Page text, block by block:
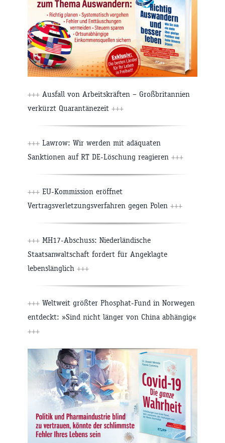
+++ Ausfall von Arbeitskräften – Großbritannien
verkürzt Quarantänezeit +++
+++ Lawrow: Wir werden mit adäquaten
Sanktionen auf RT DE-Löschung reagieren +++
+++ EU-Kommission eröffnet
Vertragsverletzungsverfahren gegen Polen +++
+++ MH17-Abschuss: Niederländische
Staatsanwaltschaft fordert für Angeklagte
lebenslänglich +++
+++ Weltweit größter Phosphat-Fund in Norwegen
entdeckt: »Sind nicht länger von China abhängig«
+++